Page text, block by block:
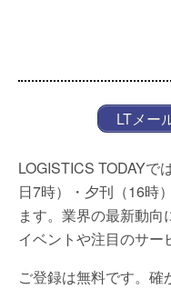
LTメー
LOGISTICS TODAYで
日7時）・夕刊（16時
ます。業界の最新動
イベントや注目のサー
ご登録は無料です。